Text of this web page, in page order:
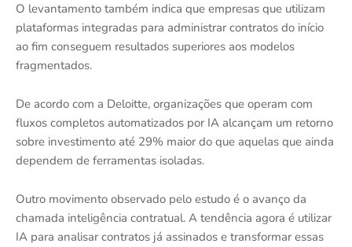
O levantamento também indica que empresas que utilizam
plataformas integradas para administrar contratos do início
ao fim conseguem resultados superiores aos modelos
fragmentados.
De acordo com a Deloitte, organizações que operam com
fluxos completos automatizados por IA alcançam um retorno
sobre investimento até 29% maior do que aquelas que ainda
dependem de ferramentas isoladas.
Outro movimento observado pelo estudo é o avanço da
chamada inteligência contratual. A tendência agora é utilizar
IA para analisar contratos já assinados e transformar essas